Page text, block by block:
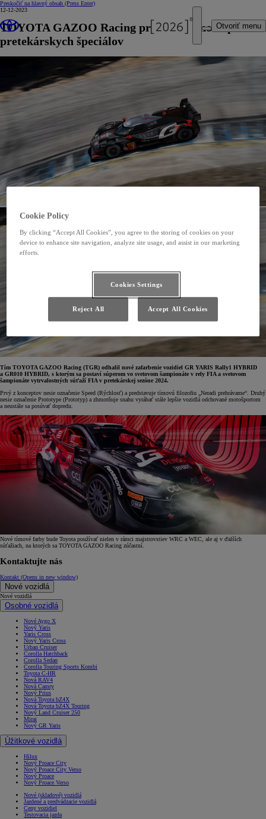
Preskočiť na hlavný obsah (Press Enter)
Otvoriť menu
12-12-2023
TOYOTA GAZOO Racing predstavila novú podobu
pretekárskych špeciálov
Tím TOYOTA GAZOO Racing (TGR) odhalil nové zafarbenie vozidiel GR YARIS Rally1 HYBRID
a GR010 HYBRID, s ktorým sa postaví súperom vo svetovom šampionáte v rely FIA a svetovom
šampionáte vytrvalostných súťaží FIA v pretekárskej sezóne 2024.
Prvý z konceptov nesie označenie Speed (Rýchlosť) a predstavuje tímovú filozofiu „Neradi prehrávame“. Druhý
nesie označenie Prototype (Prototyp) a zhmotňuje snahu vyrábať stále lepšie vozidlá odchované motošportom
a neustále sa posúvať dopredu.
Nové tímové farby bude Toyota používať nielen v rámci majstrovstiev WRC a WEC, ale aj v ďalších
súťažiach, na ktorých sa TOYOTA GAZOO Racing zúčastní.
Kontaktujte nás
Kontakt (Opens in new window)
Nové vozidlá
Nové vozidlá
Osobné vozidlá
Nové Aygo X
Nový Yaris
Yaris Cross
Nový Yaris Cross
Urban Cruiser
Corolla Hatchback
Corolla Sedan
Corolla Touring Sports Kombi
Toyota C-HR
Nová RAV4
Nová Camry
Nový Prius
Nová Toyota bZ4X
Nová Toyota bZ4X Touring
Nový Land Cruiser 250
Mirai
Nový GR Yaris
Úžitkové vozidlá
Hilux
Nový Proace City
Nový Proace City Verso
Nový Proace
Nový Proace Verso
Nové (skladové) vozidlá
Jazdené a predvádzacie vozidlá
Ceny vozidiel
Testovacia jazda
Cookie Policy
By clicking “Accept All Cookies”, you agree to the storing of cookies on your
device to enhance site navigation, analyze site usage, and assist in our marketing
efforts.
Cookies Settings
Reject All Accept All Cookies